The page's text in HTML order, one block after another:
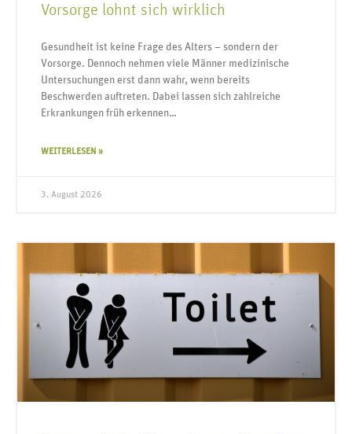
Vorsorge lohnt sich wirklich
Gesundheit ist keine Frage des Alters – sondern der
Vorsorge. Dennoch nehmen viele Männer medizinische
Untersuchungen erst dann wahr, wenn bereits
Beschwerden auftreten. Dabei lassen sich zahlreiche
Erkrankungen früh erkennen…
WEITERLESEN »
3. August 2026